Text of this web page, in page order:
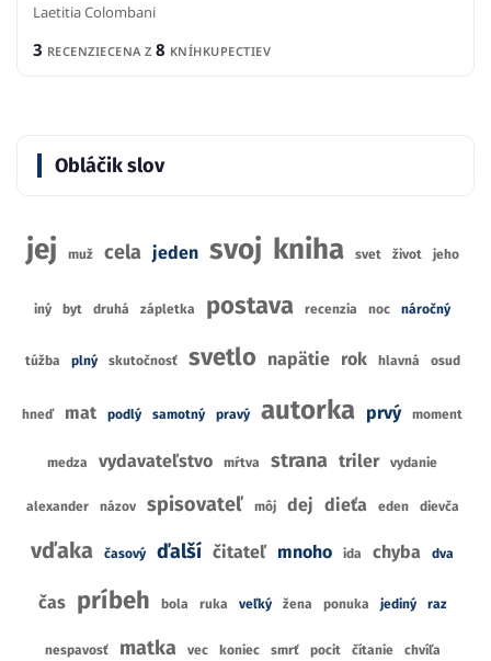
Laetitia Colombani
3 RECENZIECENA Z 8 KNÍHKUPECTIEV
Obláčik slov
jej muž cela jeden svoj kniha svet život jeho
iný byt druhá zápletka postava recenzia noc náročný
túžba plný skutočnosť svetlo napätie rok hlavná osud
hneď mat podlý samotný pravý autorka prvý moment
medza vydavateľstvo mŕtva strana triler vydanie
alexander názov spisovateľ môj dej dieťa eden dievča
vďaka časový ďalší čitateľ mnoho ida chyba dva
čas príbeh bola ruka veľký žena ponuka jediný raz
nespavosť matka vec koniec smrť pocit čítanie chvíľa